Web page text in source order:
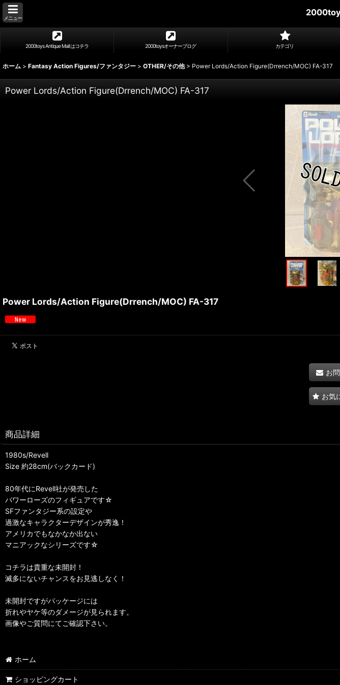
メニュー
2000toys Antique Mall はコチラ 2000toysオーナーブログ カテゴリ
ホーム > Fantasy Action Figures/ファンタジー > OTHER/その他 > Power Lords/Action Figure(Drrench/MOC) FA-317
Power Lords/Action Figure(Drrench/MOC) FA-317
Power Lords/Action Figure(Drrench/MOC) FA-317
お
お気
商品詳細
1980s/Revell
Size 約28cm(バックカード)
80年代にRevell社が発売した
パワーローズのフィギュアです☆
SFファンタジー系の設定や
過激なキャラクターデザインが秀逸！
アメリカでもなかなか出ない
マニアックなシリーズです☆
コチラは貴重な未開封！
滅多にないチャンスをお見逃しなく！
未開封ですがパッケージには
折れやヤケ等のダメージが見られます。
画像やご質問にてご確認下さい。
ホーム
ショッピングカート